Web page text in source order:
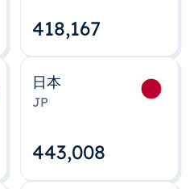
418,167
日本
JP
443,008